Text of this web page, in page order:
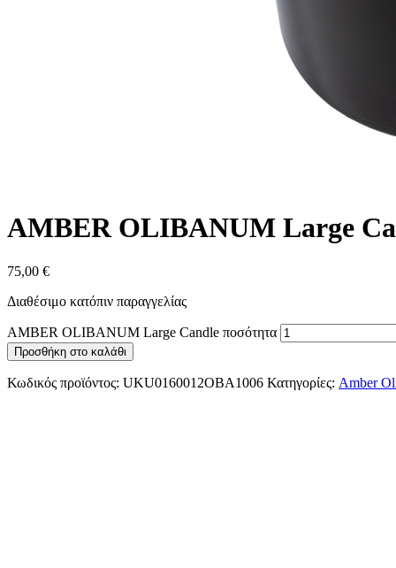
AMBER OLIBANUM Large
75,00 €
Διαθέσιμο κατόπιν παραγγελίας
AMBER OLIBANUM Large Candle ποσότητα
Προσθήκη στο καλάθι
Κωδικός προϊόντος: UKU0160012OBA1006 Κατηγορίες: Amber